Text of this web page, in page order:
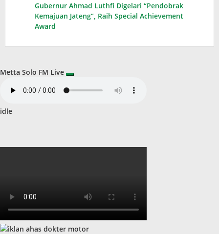
Gubernur Ahmad Luthfi Digelari “Pendobrak
Kemajuan Jateng”, Raih Special Achievement
Award
Metta Solo FM Live
idle